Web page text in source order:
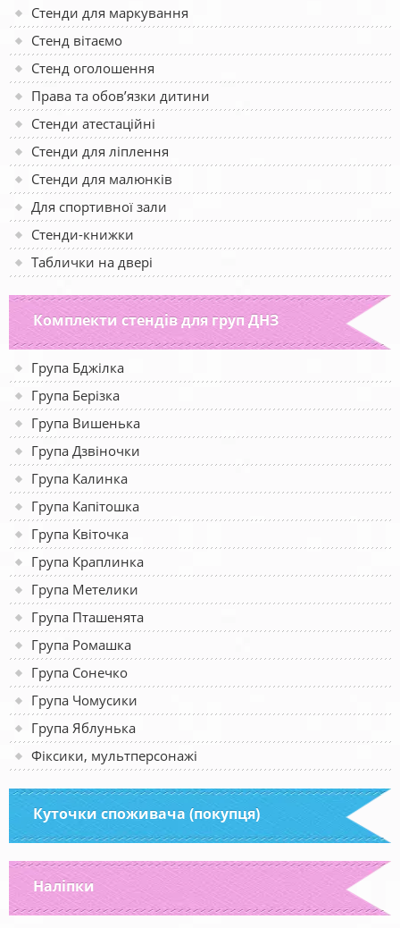
Стенди для маркування
Стенд вітаємо
Стенд оголошення
Права та обов’язки дитини
Стенди атестаційні
Стенди для ліплення
Стенди для малюнків
Для спортивної зали
Стенди-книжки
Таблички на двері
Комплекти стендів для груп ДНЗ
Група Бджілка
Група Берізка
Група Вишенька
Група Дзвіночки
Група Калинка
Група Капітошка
Група Квіточка
Група Краплинка
Група Метелики
Група Пташенята
Група Ромашка
Група Сонечко
Група Чомусики
Група Яблунька
Фіксики, мультперсонажі
Куточки споживача (покупця)
Наліпки